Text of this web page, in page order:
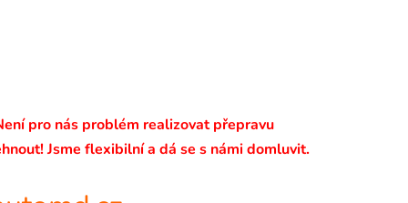
pro nás problém realizovat přepravu
Jsme flexibilní a dá se s námi domluvit.